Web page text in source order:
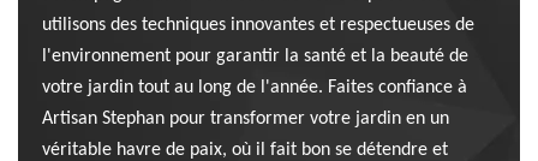
utilisons des techniques innovantes et respectueuses de
l'environnement pour garantir la santé et la beauté de
votre jardin tout au long de l'année. Faites confiance à
Artisan Stephan pour transformer votre jardin en un
véritable havre de paix, où il fait bon se détendre et